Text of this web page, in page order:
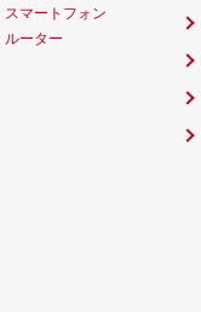
スマートフォン
ルーター